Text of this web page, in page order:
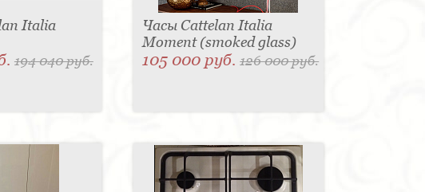
Italia
194 040 руб.
Часы Cattelan Italia
Moment (smoked glass)
105 000 руб.126 000 руб.